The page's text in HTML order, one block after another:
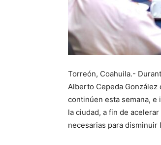
Torreón, Coahuila.-
Alberto Cepeda
continúen esta semana,
la ciudad, a fin de
necesarias para